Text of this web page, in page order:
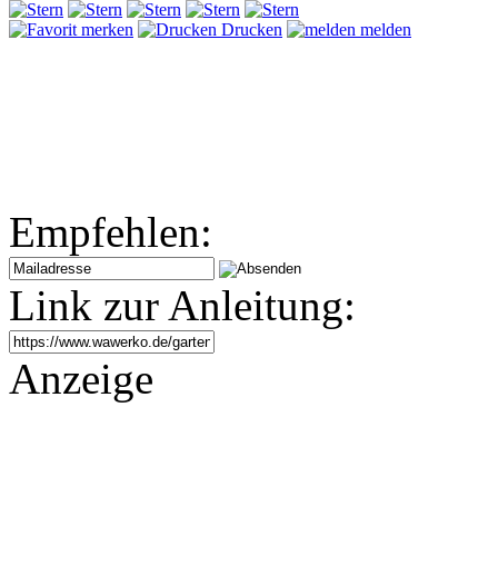
merken Drucken melden
Empfehlen:
Link zur Anleitung:
Anzeige